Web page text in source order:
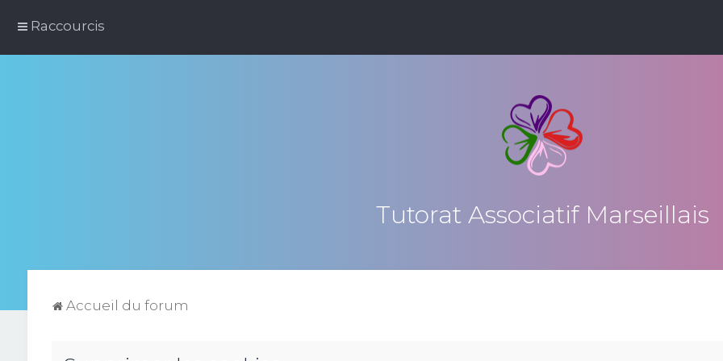
Raccourcis
Tutorat Associatif Marseillais
Accueil du forum